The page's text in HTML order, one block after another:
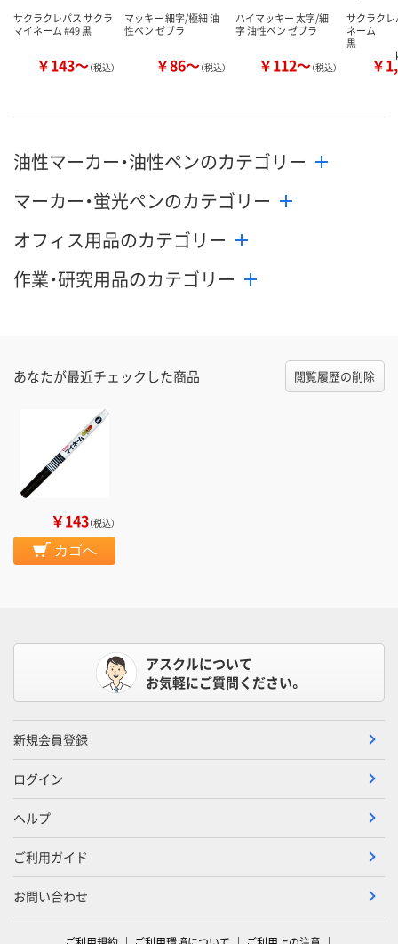
サクラクレパス サクラ
マイネーム #49 黒
￥143～（税込）
マッキー 細字/極細 油
性ペン ゼブラ
￥86～（税込）
ハイマッキー 太字/細
字 油性ペン ゼブラ
￥112～（税込）
サクラク
ネーム
￥
油性マーカー・油性ペンのカテゴリー
マーカー・蛍光ペンのカテゴリー
オフィス用品のカテゴリー
作業・研究用品のカテゴリー
あなたが最近チェックした商品 閲覧履歴の削除
￥143（税込）
カゴへ
アスクルについて
お気軽にご質問ください。
新規会員登録
ログイン
ヘルプ
ご利用ガイド
お問い合わせ